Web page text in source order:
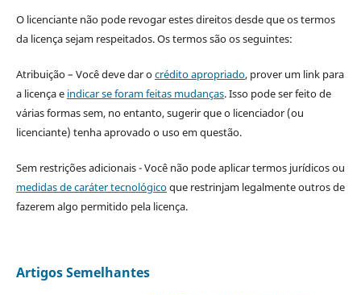
O licenciante não pode revogar estes direitos desde que os termos
da licença sejam respeitados. Os termos são os seguintes:
Atribuição – Você deve dar ocrédito apropriado, prover um link para
a licença e indicar se foram feitas mudanças. Isso pode ser feito de
várias formas sem, no entanto, sugerir que o licenciador (ou
licenciante) tenha aprovado o uso em questão.
Sem restrições adicionais - Você não pode aplicar termos jurídicos ou
medidas de caráter tecnológicoque restrinjam legalmente outros de
fazerem algo permitido pela licença.
Artigos Semelhantes